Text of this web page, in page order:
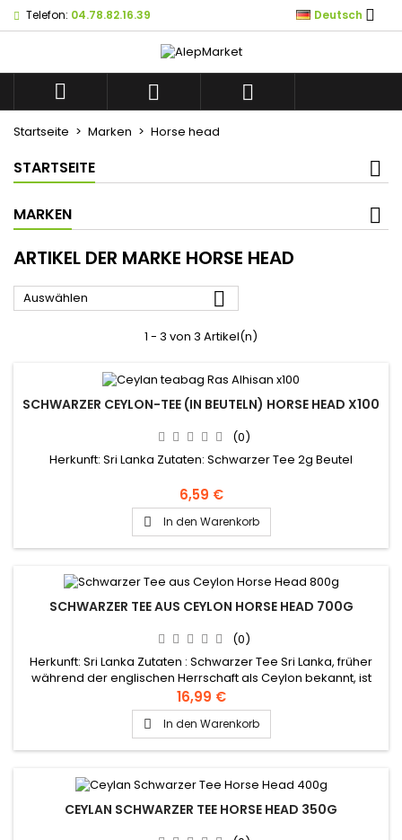
Telefon: 04.78.82.16.39 Deutsch 
  
Startseite Marken Horse head
STARTSEITE
MARKEN
ARTIKEL DER MARKE HORSE HEAD
Auswählen 
1 - 3 von 3 Artikel(n)
SCHWARZER CEYLON-TEE (IN BEUTELN) HORSE HEAD X100
(0)
Herkunft: Sri Lanka Zutaten: Schwarzer Tee 2g Beutel
6,59 €
 In den Warenkorb
SCHWARZER TEE AUS CEYLON HORSE HEAD 700G
(0)
Herkunft: Sri Lanka Zutaten : Schwarzer Tee Sri Lanka, früher
während der englischen Herrschaft als Ceylon bekannt, ist
eines der Hauptanbauländer für schwarzen Tee.
16,99 €
 In den Warenkorb
CEYLAN SCHWARZER TEE HORSE HEAD 350G
Mes listes d'envies ×
add_circle_outline
Créer une nouvelle liste
((modalTitle)) ×
((confirmMessage))
((cancelText))
((title)) ×
((label))
Anmelden ×
Sie müssen angemeldet sein, um Artikel Ihrer
Wunschliste hinzufügen zu können.